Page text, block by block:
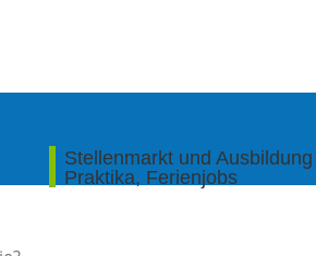
Stellenmarkt und Ausbildung
Praktika, Ferienjobs